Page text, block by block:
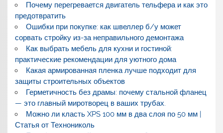
Почему перегревается двигатель тельфера и как это
предотвратить
Ошибки при покупке: как швеллер б/у может
сорвать стройку из-за неправильного демонтажа
Как выбрать мебель для кухни и гостиной:
практические рекомендации для уютного дома
Какая армированная пленка лучше подходит для
защиты строительных объектов
Герметичность без драмы: почему стальной фланец
— это главный миротворец в ваших трубах.
Можно ли класть XPS 100 мм в два слоя по 50 мм |
Статья от Технониколь